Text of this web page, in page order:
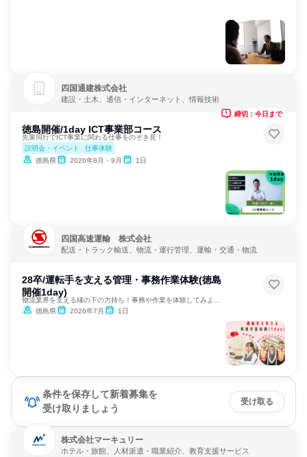
四国通建株式会社
建設・土木、通信・インターネット、情報技術
徳島開催/1day ICT事業部コース
先輩同行でICT事業に関わる仕事をのぞき見！
説明会・イベント
仕事体験
徳島県
2026年8月・9月 1日
締切：今日まで
四国高速運輸 株式会社
配送・トラック輸送、物流・運行管理、運輸・交通・物流
28卒/運転手を支える管理・事務作業体験(徳島
開催1day)
徳島県
2026年7月 1日
条件を保存して新着募集を
受け取りましょう
受け取る
株式会社マーキュリー
ホテル・旅館、人材派遣・職業紹介、教育支援サービス